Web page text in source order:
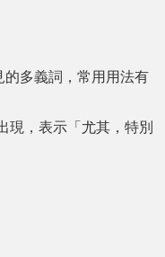
多義詞，常用用法有
現，表示「尤其，特別